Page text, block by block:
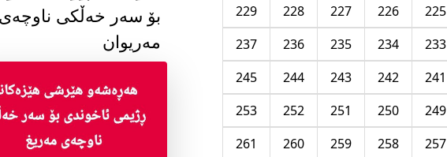
225
226
227
228
229
233
234
235
236
237
241
242
243
244
245
249
250
251
252
253
257
258
259
260
261
بۆ سەر خەڵکی
مەریوان